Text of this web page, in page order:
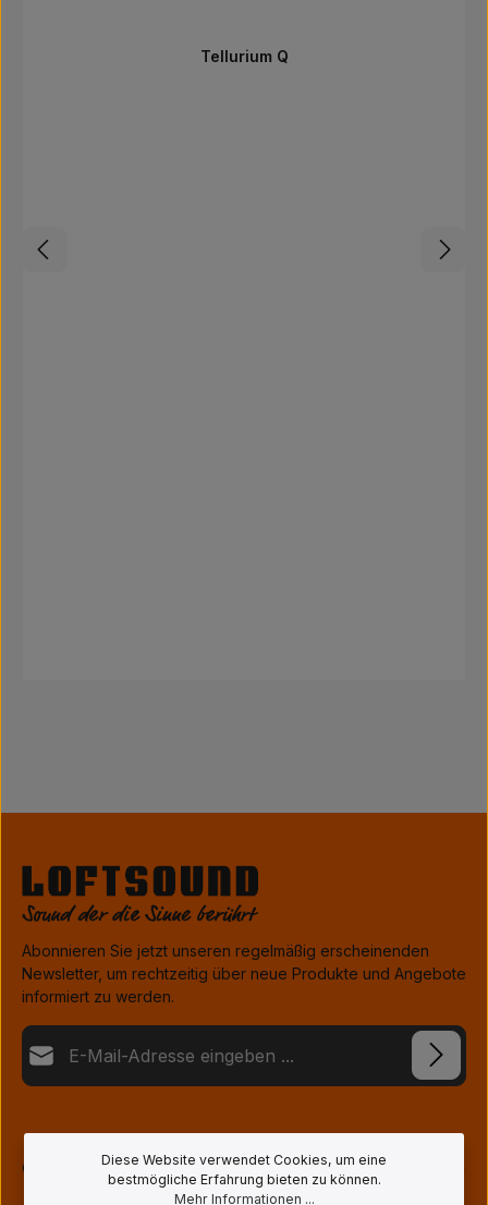
Tellurium Q
Abonnieren Sie jetzt unseren regelmäßig erscheinenden
Newsletter, um rechtzeitig über neue Produkte und Angebote
informiert zu werden.
E-Mail-Adresse*
Ich habe dieDatenschutzbestimmungenzur Kenntnis
genommen und dieAGBgelesen und bin mit ihnen
einverstanden.*
ÖffnungszeitenDiese Website verwendet Cookies, um eine
bestmögliche Erfahrung bieten zu können.
Mehr Informationen ...